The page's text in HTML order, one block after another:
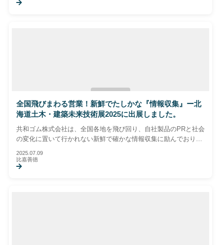
全国飛びまわる営業！新鮮でたしかな『情報収集』ー北
海道土木・建築未来技術展2025に出展しました。
共和ゴム株式会社は、全国各地を飛び回り、自社製品のPRと社会
の変化に置いて行かれない新鮮で確かな情報収集に励んでおりま
で実績を誇る自信をもった製品の紹介を行います。
2025.07.09
比嘉善徳